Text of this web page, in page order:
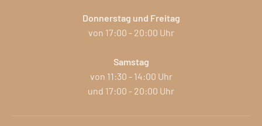
Donnerstag und Freitag
von 17:00 -20:00 Uhr
Samstag
von 11:30 -14:00 Uhr
und 17:00 - 20:00 Uhr